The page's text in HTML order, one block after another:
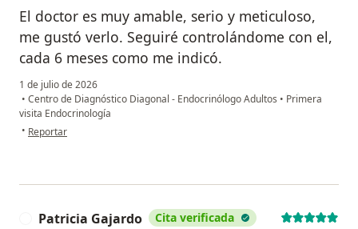
El doctor es muy amable, serio y meticuloso,
me gustó verlo. Seguiré controlándome con el,
cada 6 meses como me indicó.
1 de julio de 2026
• Centro de Diagnóstico Diagonal - Endocrinólogo Adultos • Primera
visita Endocrinología
• en opinión del usuario Mtb
Reportar
Patricia Gajardo Cita verificada